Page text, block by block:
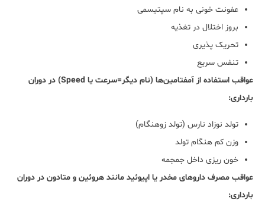
عفونت خونی به نام سپتیسمی
بروز اختلال در تغذیه
تحریک پذیری
تنفس سریع
عواقب استفاده از آمفتامین‌ها (نام دیگر=سرعت یا Speed) در دوران
بارداری:
تولد نوزاد نارس (تولد زوهنگام)
وزن کم هنگام تولد
خون ریزی داخل جمجمه
عواقب مصرف داروهای مخدر یا اپیوئید مانند هروئین و متادون در دوران
بارداری: